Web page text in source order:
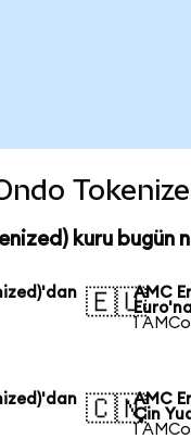
kuru bugün
🇪🇺AMC
1
🇨🇳AMC
Çin
1